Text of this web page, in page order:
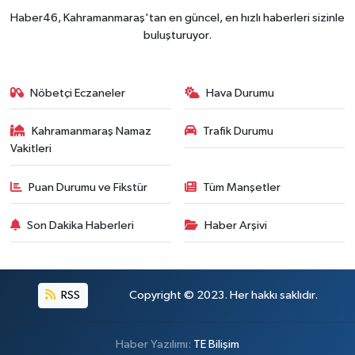
Haber46, Kahramanmaraş'tan en güncel, en hızlı haberleri sizinle
buluşturuyor.
Nöbetçi Eczaneler Hava Durumu
Kahramanmaraş Namaz
Vakitleri
Trafik Durumu
Puan Durumu ve Fikstür Tüm Manşetler
Son Dakika Haberleri Haber Arşivi
RSS Copyright © 2023. Her hakkı saklıdır.
Haber Yazılımı: TE Bilişim